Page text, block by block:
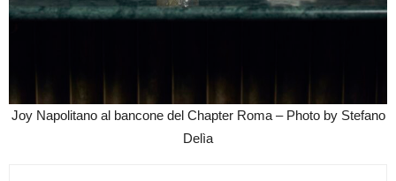
Joy Napolitano al bancone del Chapter Roma – Photo by Stefano
Delìa